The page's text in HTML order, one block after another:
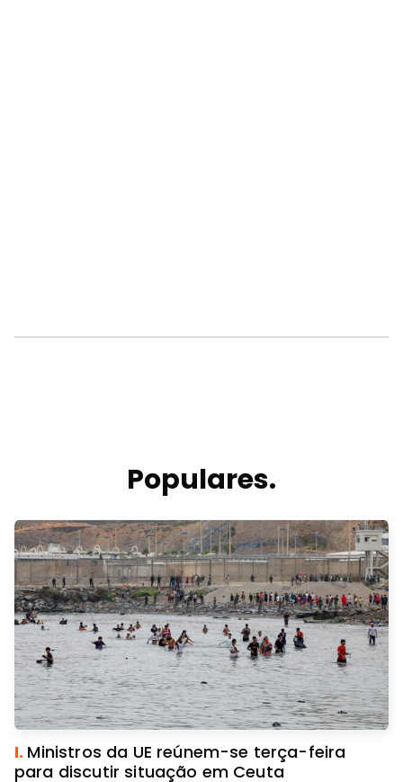
Populares.
I. Ministros da UE reúnem-se terça-feira
para discutir situação em Ceuta